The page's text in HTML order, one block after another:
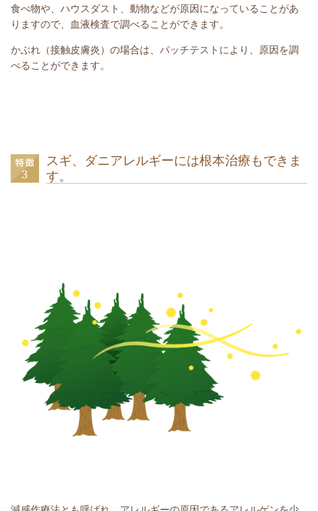
食べ物や、ハウスダスト、動物などが原因になっていることがあ
りますので、血液検査で調べることができます。
かぶれ（接触皮膚炎）の場合は、パッチテストにより、原因を調
べることができます。
スギ、ダニアレルギーには根本治療もできま
す。